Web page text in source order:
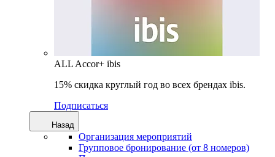
ALL Accor+ ibis
15% скидка круглый год во всех брендах ibis.
Подписаться
Назад
Организация мероприятий
Групповое бронирование (от 8 номеров)